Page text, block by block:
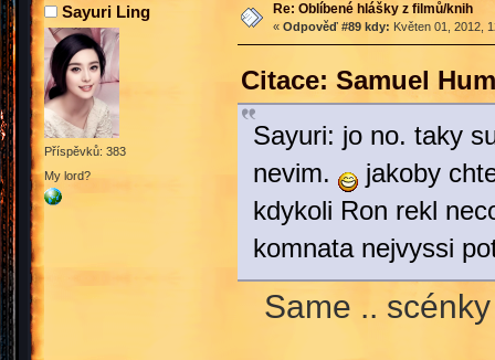
Sayuri Ling
Příspěvků: 383
My lord?
Re: Oblíbené hlášky z filmů/knih
« Odpověď #89 kdy: Květen 01, 2012,
Citace: Samuel
Sayuri: jo no. taky
nevim.
jakoby
kdykoli Ron rekl
komnata nejvyssi
Same ..